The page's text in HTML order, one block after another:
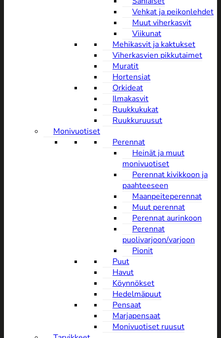
Vehkat ja peikonlehdet
Muut viherkasvit
Viikunat
Mehikasvit ja kaktukset
Viherkasvien pikkutaimet
Muratit
Hortensiat
Orkideat
Ilmakasvit
Ruukkukukat
Ruukkuruusut
Monivuotiset
Perennat
Heinät ja muut
monivuotiset
Perennat kivikkoon ja
paahteeseen
Maanpeiteperennat
Muut perennat
Perennat aurinkoon
Perennat
puolivarjoon/varjoon
Pionit
Puut
Havut
Köynnökset
Hedelmäpuut
Pensaat
Marjapensaat
Monivuotiset ruusut